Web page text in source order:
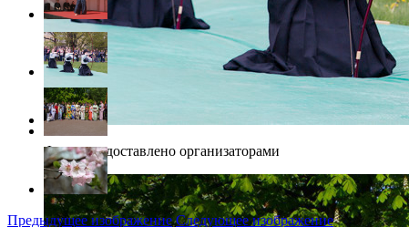
Фото: предоставлено организаторами
Предыдущее изображение Следующее изображение